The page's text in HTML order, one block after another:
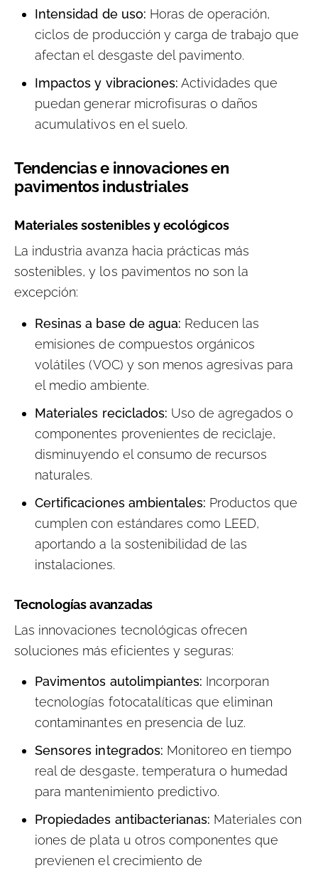
Intensidad de uso: Horas de operación,
ciclos de producción y carga de trabajo que
afectan el desgaste del pavimento.
Impactos y vibraciones: Actividades que
puedan generar microfisuras o daños
acumulativos en el suelo.
Tendencias e innovaciones en
pavimentos industriales
Materiales sostenibles y ecológicos
La industria avanza hacia prácticas más
sostenibles, y los pavimentos no son la
excepción:
Resinas a base de agua: Reducen las
emisiones de compuestos orgánicos
volátiles (VOC) y son menos agresivas para
el medio ambiente.
Materiales reciclados: Uso de agregados o
componentes provenientes de reciclaje,
disminuyendo el consumo de recursos
naturales.
Certificaciones ambientales: Productos que
cumplen con estándares como LEED,
aportando a la sostenibilidad de las
instalaciones.
Tecnologías avanzadas
Las innovaciones tecnológicas ofrecen
soluciones más eficientes y seguras:
Pavimentos autolimpiantes: Incorporan
tecnologías fotocatalíticas que eliminan
contaminantes en presencia de luz.
Sensores integrados: Monitoreo en tiempo
real de desgaste, temperatura o humedad
para mantenimiento predictivo.
Propiedades antibacterianas: Materiales con
iones de plata u otros componentes que
previenen el crecimiento de